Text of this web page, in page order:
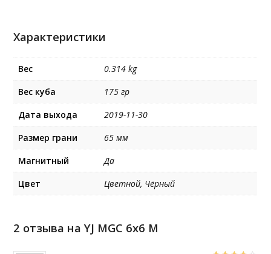
Характеристики
Вес
0.314 kg
Вес куба
175 гр
Дата выхода
2019-11-30
Размер грани
65 мм
Магнитный
Да
Цвет
Цветной, Чёрный
2 отзыва наYJ MGC 6x6 M